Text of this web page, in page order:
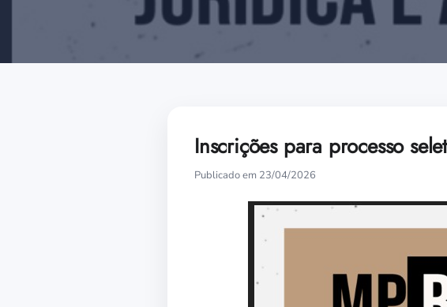
Inscrições para processo
Publicado em 23/04/2026